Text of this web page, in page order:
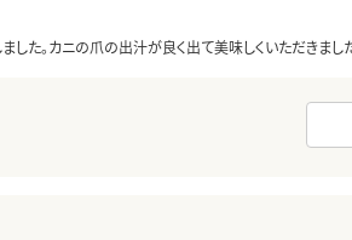
た。カニの爪の出汁が良く出て美味しくいただきました